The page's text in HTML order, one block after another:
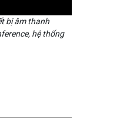
bị âm thanh
hệ thống